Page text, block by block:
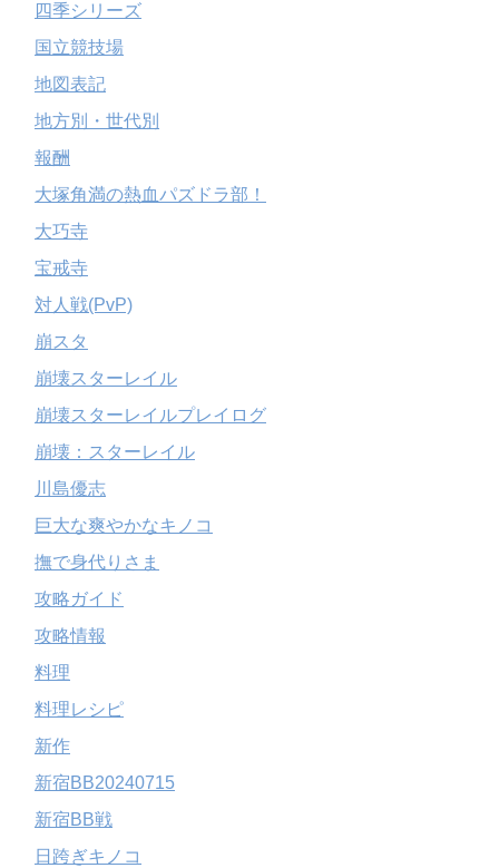
四季シリーズ
国立競技場
地図表記
地方別・世代別
報酬
大塚角満の熱血パズドラ部！
大巧寺
宝戒寺
対人戦(PvP)
崩スタ
崩壊スターレイル
崩壊スターレイルプレイログ
崩壊：スターレイル
川島優志
巨大な爽やかなキノコ
撫で身代りさま
攻略ガイド
攻略情報
料理
料理レシピ
新作
新宿BB20240715
新宿BB戦
日跨ぎキノコ